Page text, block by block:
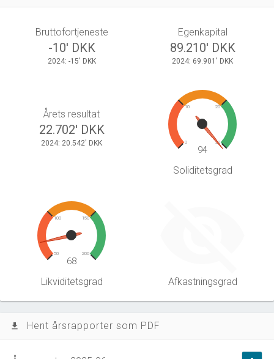
Bruttofortjeneste
-10' DKK
2024: -15' DKK
Egenkapital
89.210' DKK
2024: 69.901' DKK
Årets resultat
22.702' DKK
2024: 20.542' DKK 0
10 20
30
94
Soliditetsgrad
50
100 150
200
68
Likviditetsgrad Afkastningsgrad
file_download Hent årsrapporter som PDF